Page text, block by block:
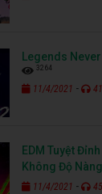
Legends
3264
11/4/2021 -
EDM Tuyệt
Không Độ Nàng
11/4/2021 -